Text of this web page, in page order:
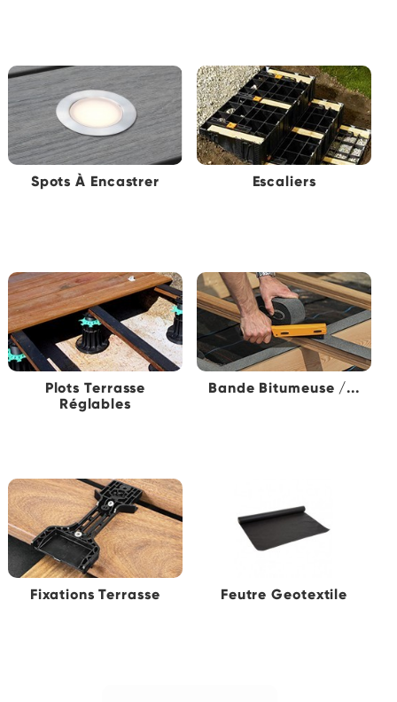
Spots À Encastrer Escaliers
Plots Terrasse
Réglables
Bande Bitumeuse /...
Fixations Terrasse Feutre Geotextile